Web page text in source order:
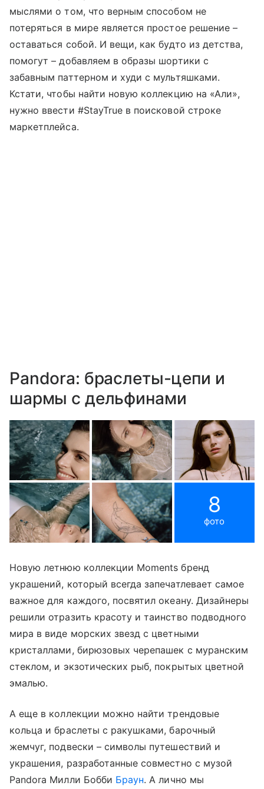
мыслями о том, что верным способом не
потеряться в мире является простое решение –
оставаться собой. И вещи, как будто из детства,
помогут – добавляем в образы шортики с
забавным паттерном и худи с мультяшками.
Кстати, чтобы найти новую коллекцию на «Али»,
нужно ввести #StayTrue в поисковой строке
маркетплейса.
Pandora: браслеты-цепи и
шармы с дельфинами
8
фото
Новую летнюю коллекции Moments бренд
украшений, который всегда запечатлевает самое
важное для каждого, посвятил океану. Дизайнеры
решили отразить красоту и таинство подводного
мира в виде морских звезд с цветными
кристаллами, бирюзовых черепашек с муранским
стеклом, и экзотических рыб, покрытых цветной
эмалью.
А еще в коллекции можно найти трендовые
кольца и браслеты с ракушками, барочный
жемчуг, подвески – символы путешествий и
украшения, разработанные совместно с музой
Pandora Милли Бобби Браун. А лично мы